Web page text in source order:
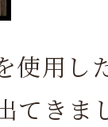
使用し
てきま